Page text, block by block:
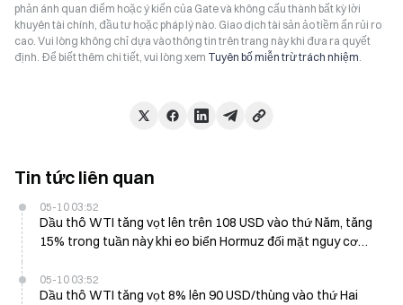
phản ánh quan điểm hoặc ý kiến của Gate và không cấu thành bất kỳ lời
khuyên tài chính, đầu tư hoặc pháp lý nào. Giao dịch tài sản ảo tiềm ẩn rủi ro
cao. Vui lòng không chỉ dựa vào thông tin trên trang này khi đưa ra quyết
định. Để biết thêm chi tiết, vui lòng xem Tuyên bố miễn trừ trách nhiệm.
Tin tức liên quan
05-10 03:52
Dầu thô WTI tăng vọt lên trên 108 USD vào thứ Năm, tăng
15% trong tuần này khi eo biển Hormuz đối mặt nguy cơ
05-10 03:52
Dầu thô WTI tăng vọt 8% lên 90 USD/thùng vào thứ Hai